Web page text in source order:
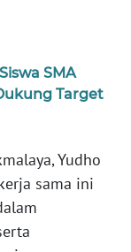
SMA
Target
Yudho
sama ini